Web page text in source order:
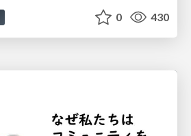
0 430